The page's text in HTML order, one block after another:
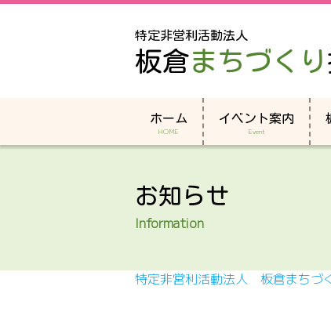
特定非営利活動法人
板倉まちづくり
ホーム
HOME
イベント案内
Event
お知らせ
Information
特定非営利活動法人 板倉まちづ